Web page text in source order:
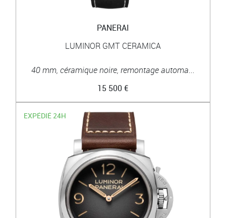
PANERAI
LUMINOR GMT CERAMICA
40 mm, céramique noire, remontage automa...
15 500 €
EXPÉDIÉ 24H